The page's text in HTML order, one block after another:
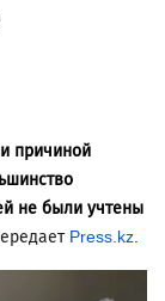
причиной
не были учтены
Press.kz.